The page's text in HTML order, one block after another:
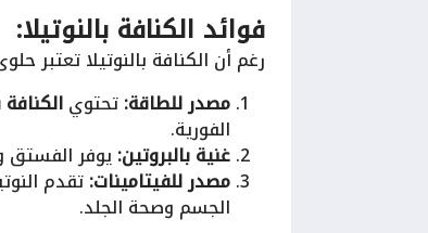
فوائد الكنافة بالنوتيلا:
رغم أن الكنافة بالنوتيلا تعتبر
مصدر للطاقة:تحتويالكنافة
الفورية.
غنية بالبروتين:يوفر الفستق
مصدر للفيتامينات:تقدم
الجسم وصحة الجلد.